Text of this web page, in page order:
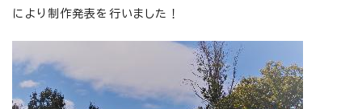
により制作発表を行いました！